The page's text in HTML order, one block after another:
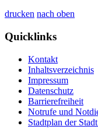
drucken nach oben
Quicklinks
Kontakt
Inhaltsverzeichnis
Impressum
Datenschutz
Barrierefreiheit
Notrufe und
Stadtplan der